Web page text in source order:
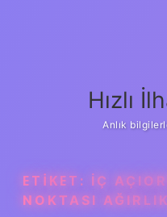
Hızlı
Anlık
ETIKET: İÇ
NOKTASI